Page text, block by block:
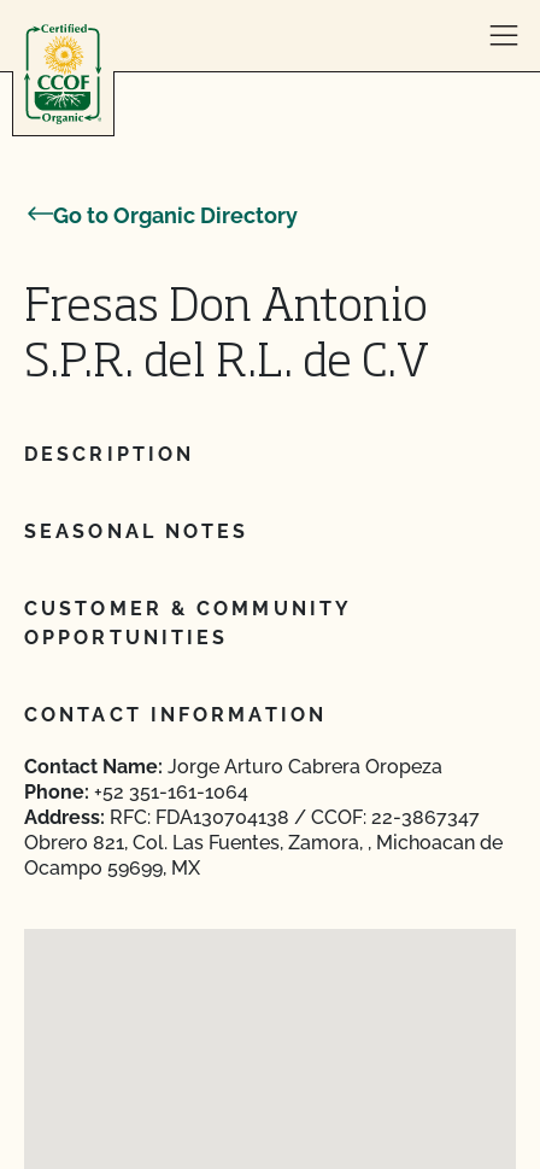
Go to Organic Directory
Fresas Don Antonio
S.P.R. del R.L. de C.V
DESCRIPTION
SEASONAL NOTES
CUSTOMER & COMMUNITY
OPPORTUNITIES
CONTACT INFORMATION
Contact Name: Jorge Arturo Cabrera Oropeza
Phone: +52 351-161-1064
Address: RFC: FDA130704138 / CCOF: 22-3867347
Obrero 821, Col. Las Fuentes, Zamora, , Michoacan de
Ocampo 59699, MX